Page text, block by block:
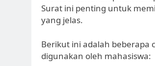
Surat ini penting untuk
yang jelas.
Berikut ini adalah beberapa
digunakan oleh mahasiswa: